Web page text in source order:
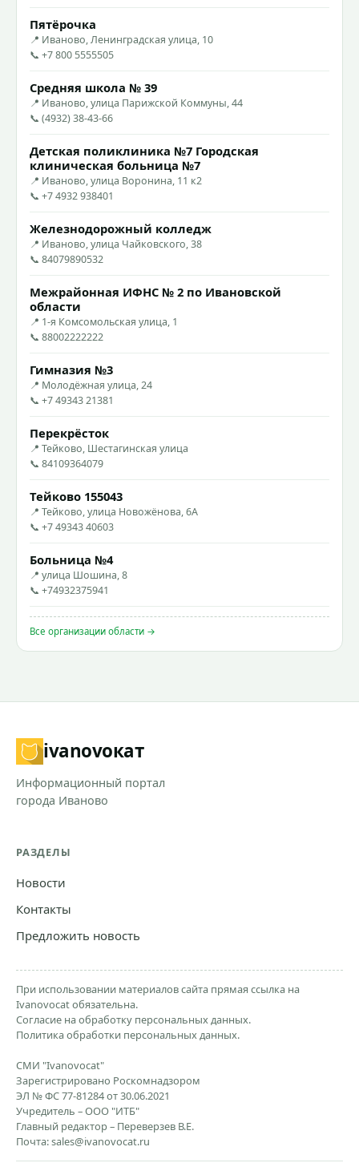
Пятёрочка
📍 Иваново, Ленинградская улица, 10
📞 +7 800 5555505
Средняя школа № 39
📍 Иваново, улица Парижской Коммуны, 44
📞 (4932) 38-43-66
Детская поликлиника №7 Городская
клиническая больница №7
📍 Иваново, улица Воронина, 11 к2
📞 +7 4932 938401
Железнодорожный колледж
📍 Иваново, улица Чайковского, 38
📞 84079890532
Межрайонная ИФНС № 2 по Ивановской
области
📍 1-я Комсомольская улица, 1
📞 88002222222
Гимназия №3
📍 Молодёжная улица, 24
📞 +7 49343 21381
Перекрёсток
📍 Тейково, Шестагинская улица
📞 84109364079
Тейково 155043
📍 Тейково, улица Новожёнова, 6А
📞 +7 49343 40603
Больница №4
📍 улица Шошина, 8
📞 +74932375941
Все организации области →
ivanovoкат
Информационный портал
города Иваново
РАЗДЕЛЫ
Новости
Контакты
Предложить новость
При использовании материалов сайта прямая ссылка на
Ivanovocat обязательна.
Согласие на обработку персональных данных.
Политика обработки персональных данных.
СМИ "Ivanovocat"
Зарегистрировано Роскомнадзором
ЭЛ № ФС 77-81284 от 30.06.2021
Учредитель – ООО "ИТБ"
Главный редактор – Переверзев В.Е.
Почта:sales@ivanovocat.ru